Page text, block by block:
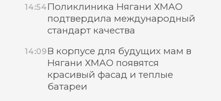
14:54Поликлиника Нягани ХМАО
подтвердила международный
стандарт качества
14:09В корпусе для будущих мам в
Нягани ХМАО появятся
красивый фасад и теплые
батареи